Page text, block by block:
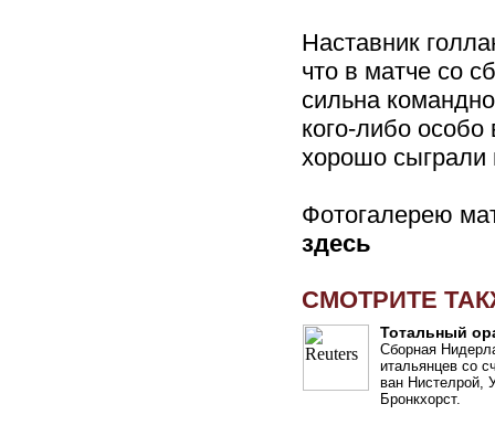
Наставник
что в матче со
сильна
кого-либо
хорошо сыграли
Фотогалерею
здесь
СМОТРИТЕ
Тотальный
Сборная
итальянцев со
ван Нистелрой,
Бронкхорст.